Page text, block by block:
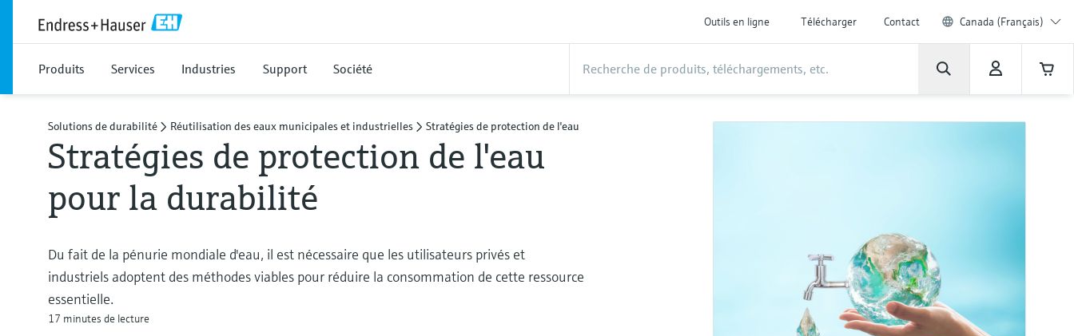
Outils en ligne Télécharger Contact Canada (Français)
Produits Services Industries Support Société
Solutions de durabilité Réutilisation des eaux municipales et industrielles Stratégies de protection de l'eau
Stratégies de protection de l'eau
pour la durabilité
Du fait de la pénurie mondiale d'eau, il est nécessaire que les utilisateurs privés et
industriels adoptent des méthodes viables pour réduire la consommation de cette ressource
essentielle.
17 minutes de lecture